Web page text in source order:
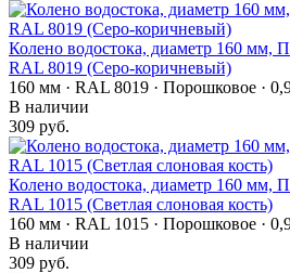
Колено водостока, диаметр 160 мм,
RAL 8019 (Серо-коричневый)
160 мм · RAL 8019 · Порошковое ·
В наличии
309 руб.
Колено водостока, диаметр 160 мм,
RAL 1015 (Светлая слоновая кость)
160 мм · RAL 1015 · Порошковое ·
В наличии
309 руб.